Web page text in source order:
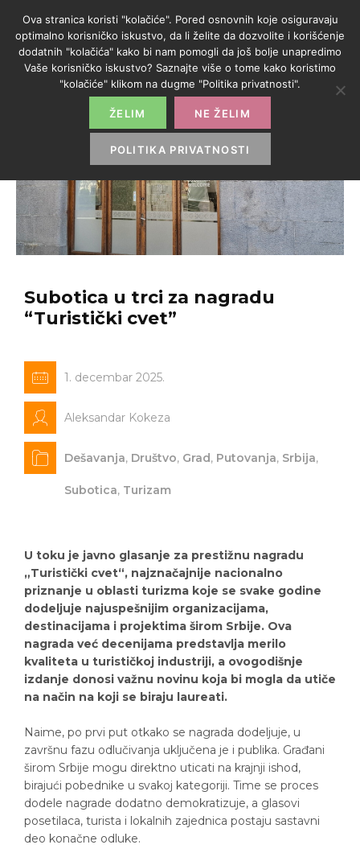
Subotica u trci za nagradu
“Turistički cvet”
1. decembar 2025.
Aleksandar Kokeza
Dešavanja, Društvo, Grad, Putovanja, Srbija,
Subotica, Turizam
U toku je javno glasanje za prestižnu nagradu
„Turistički cvet“, najznačajnije nacionalno
priznanje u oblasti turizma koje se svake godine
dodeljuje najuspešnijim organizacijama,
destinacijama i projektima širom Srbije. Ova
nagrada već decenijama predstavlja merilo
kvaliteta u turističkoj industriji, a ovogodišnje
izdanje donosi važnu novinu koja bi mogla da utiče
na način na koji se biraju laureati.
Naime, po prvi put otkako se nagrada dodeljuje, u
završnu fazu odlučivanja uključena je i publika. Građani
širom Srbije mogu direktno uticati na krajnji ishod,
birajući pobednike u svakoj kategoriji. Time se proces
dodele nagrade dodatno demokratizuje, a glasovi
posetilaca, turista i lokalnih zajednica postaju sastavni
deo konačne odluke.
Ova stranica koristi "kolačiće". Pored osnovnih koje osiguravaju
optimalno korisničko iskustvo, da li želite da dozvolite i korišćenje
dodatnih "kolačića" kako bi nam pomogli da još bolje unapredimo
Vaše korisničko iskustvo? Saznajte više o tome kako koristimo
"kolačiće" klikom na dugme "Politika privatnosti".
ŽELIM NE ŽELIM
POLITIKA PRIVATNOSTI